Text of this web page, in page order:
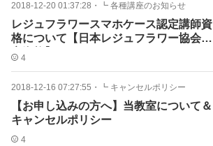
2018-12-20 01:37:28 ・ ┗ 各種講座のお知らせ
レジュフラワースマホケース認定講師資
格について【日本レジュフラワー協会認
定資格】
4
2018-12-16 07:27:55 ・ ┗ キャンセルポリシー
【お申し込みの方へ】当教室について＆
キャンセルポリシー
4